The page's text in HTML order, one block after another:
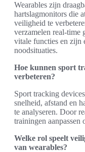
Wearables zijn
hartslagmonitors die
veiligheid te
verzamelen real-time
vitale functies en zijn
noodsituaties.
Hoe kunnen sport
verbeteren?
Sport tracking
snelheid, afstand en
te analyseren. Door
trainingen aanpassen
Welke rol speelt
van wearables?